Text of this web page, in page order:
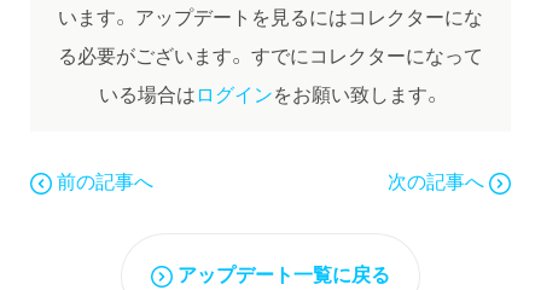
います。 アップデートを見るにはコレクターにな
る必要がございます。 すでにコレクターになって
いる場合はログインをお願い致します。
前の記事へ 次の記事へ
アップデート一覧に戻る